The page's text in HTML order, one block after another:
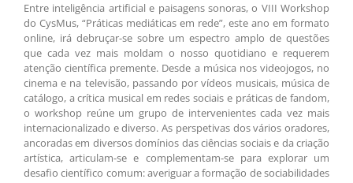
Entre inteligência artificial e paisagens sonoras, o VIII Workshop
do CysMus, “Práticas mediáticas em rede”, este ano em formato
online, irá debruçar-se sobre um espectro amplo de questões
que cada vez mais moldam o nosso quotidiano e requerem
atenção científica premente. Desde a música nos videojogos, no
cinema e na televisão, passando por vídeos musicais, música de
catálogo, a crítica musical em redes sociais e práticas de fandom,
o workshop reúne um grupo de intervenientes cada vez mais
internacionalizado e diverso. As perspetivas dos vários oradores,
ancoradas em diversos domínios das ciências sociais e da criação
artística, articulam-se e complementam-se para explorar um
desafio científico comum: averiguar a formação de sociabilidades